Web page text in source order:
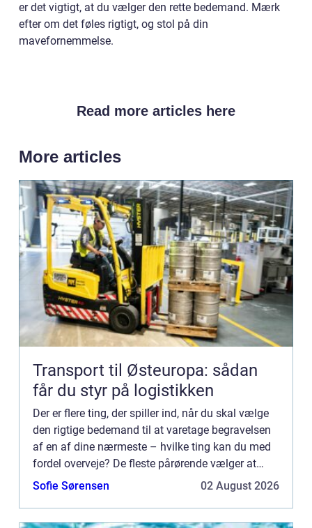
er det vigtigt, at du vælger den rette bedemand. Mærk
efter om det føles rigtigt, og stol på din
mavefornemmelse.
Read more articles here
More articles
Transport til Østeuropa: sådan
får du styr på logistikken
Der er flere ting, der spiller ind, når du skal vælge
den rigtige bedemand til at varetage begravelsen
af en af dine nærmeste – hvilke ting kan du med
fordel overveje? De fleste pårørende vælger at
bruge en ...
Sofie Sørensen 02 August 2026